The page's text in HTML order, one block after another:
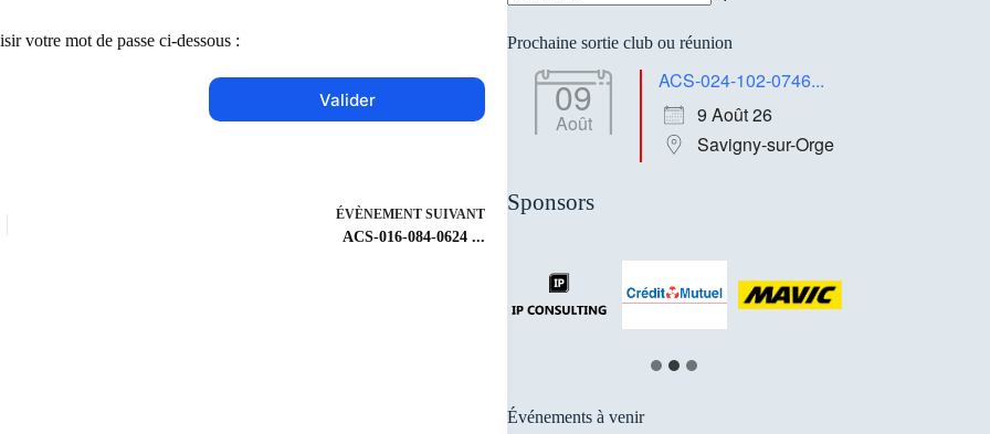
votre mot de passe ci-dessous :
ÉVÈNEMENT SUIVANT
ACS-016-084-0624 ...
résultat
Prochaine sortie club ou réunion
09
Août
ACS-024-102-0746...
9 Août 26
Savigny-sur-Orge
Sponsors
Événements à venir